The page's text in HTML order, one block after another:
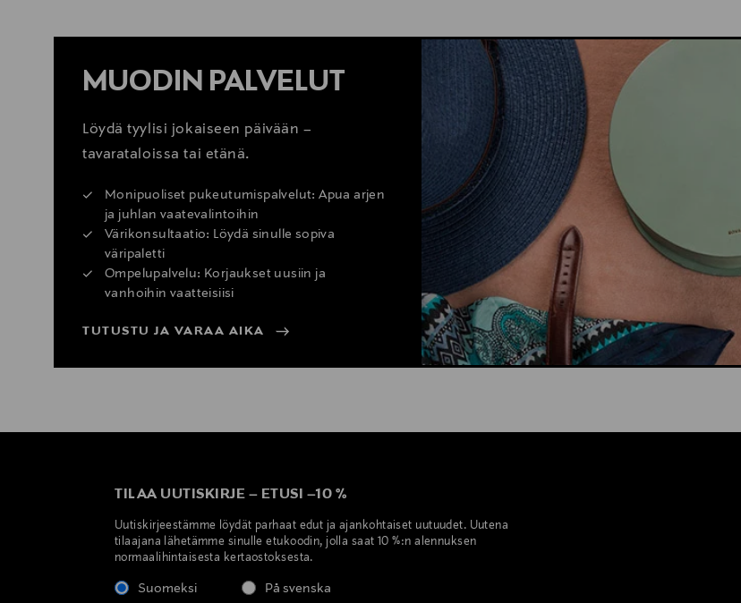
MUODIN PALVELUT
Löydä tyylisi jokaiseen päivään –
tavarataloissa tai etänä.
Monipuoliset pukeutumispalvelut: Apua arjen
ja juhlan vaatevalintoihin
Värikonsultaatio: Löydä sinulle sopiva
väripaletti
Ompelupalvelu: Korjaukset uusiin ja
vanhoihin vaatteisiisi
TUTUSTU JA VARAA AIKA
TILAA UUTISKIRJE – ETUSI –10 %
Uutiskirjeestämme löydät parhaat edut ja ajankohtaiset uutuudet. Uutena
tilaajana lähetämme sinulle etukoodin, jolla saat 10 %:n alennuksen
normaalihintaisesta kertaostoksesta.
Suomeksi På svenska